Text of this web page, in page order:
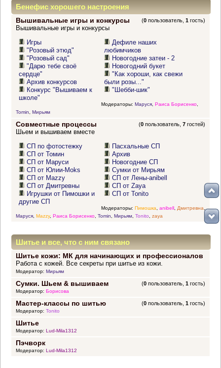
Бенефис хорошего настроения
Вышивальные игры и конкурсы (0 пользователь,1 гость)
Вышивальные игры и конкурсы
Игры
"Розовый этюд"
"Розовый сад"
"Дарю тебе своё
сердце"
Архив конкурсов
Конкурс "Вышиваем к
школе"
Дефиле наших
любимчиков
Новогодние затеи - 2
Новогодний букет
"Как хороши, как свежи
были розы..."
"Шебби-шик"
Модераторы: Маруся, Раиса Борисенко,
Tomin
Мирьям
Совместные процессы (0 пользователь,7 гостей)
Шьем и вышиваем вместе
СП по фотостежку
СП от Томин
СП от Маруси
СП от Юлии-Moks
СП от Mazzy
СП от Дмитревны
Игрушки от Пимошки и
другие СП
Пасхальные СП
Архив
Новогодние СП
Сумки от Мирьям
СП от Лены-anibell
СП от Zaya
СП от Tonito
Модераторы: Пимошка anibell, Дмитревна
Маруся, Mazzy, Раиса Борисенко, Tomin Мирьям, Tonito zaya
Шитье и все, что с ним связано
Шитье кожи: МК для начинающих и профессионалов
Работа с кожей. Все секреты при шитье из кожи.
Модератор: Мирьям
Сумки. Шьем & вышиваем (0 пользователь,1 гость)
Модератор: Борисова
Мастер-классы по шитью (0 пользователь,1 гость)
Модератор: Tonito
Шитье
Модератор: Lud-Mila1312
Пэчворк
Модератор: Lud-Mila1312